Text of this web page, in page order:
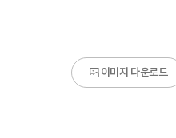
이미지 다운로드